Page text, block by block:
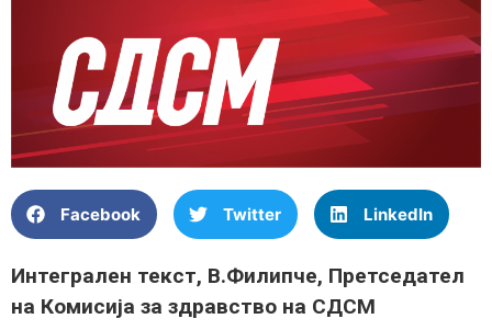
Facebook Twitter LinkedIn
Интегрален текст, В.Филипче, Претседател
на Комисија за здравство на СДСМ